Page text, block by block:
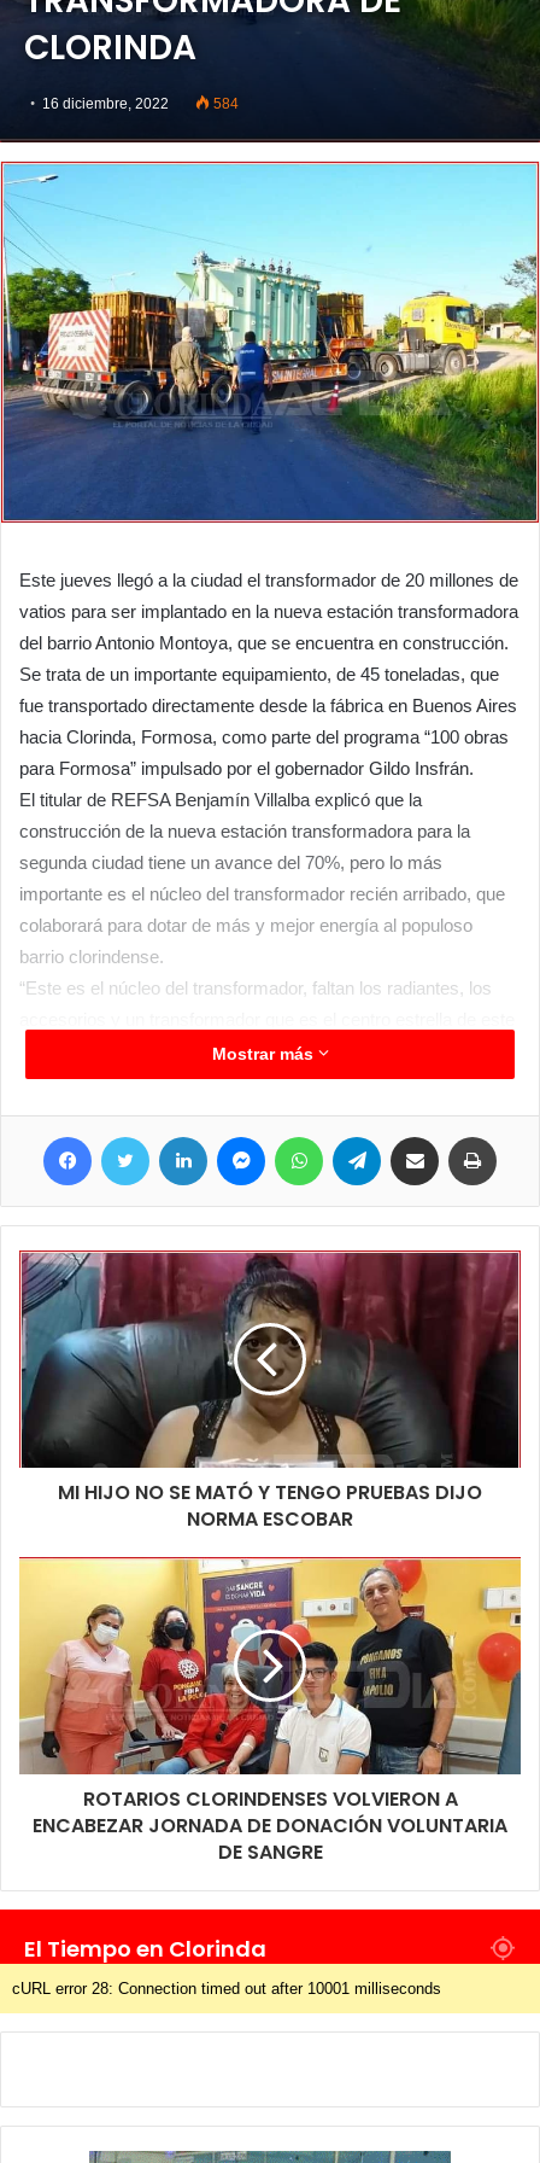
CLORINDA
16 diciembre, 2022 584
Este jueves llegó a la ciudad el transformador de 20 millones de
vatios para ser implantado en la nueva estación transformadora
del barrio Antonio Montoya, que se encuentra en construcción.
Se trata de un importante equipamiento, de 45 toneladas, que
fue transportado directamente desde la fábrica en Buenos Aires
hacia Clorinda, Formosa, como parte del programa “100 obras
para Formosa” impulsado por el gobernador Gildo Insfrán.
El titular de REFSA Benjamín Villalba explicó que la
construcción de la nueva estación transformadora para la
segunda ciudad tiene un avance del 70%, pero lo más
importante es el núcleo del transformador recién arribado, que
colaborará para dotar de más y mejor energía al populoso
barrio clorindense.
“Este es el núcleo del transformador, faltan los radiantes, los
tipo de transformadores” aclaró el funcionario. “El transformador
se implanta en una nueva estación transformadora, con cuatro
salidas, una línea de 33 mil voltios que sale desde la estación
transformadora de Clorinda, dará energía, mejorando la vieja
estación transformadora del 1° de mayo con capacidad de 10
megas, estamos duplicando con esto” enfatizó.
distribución de energía domiciliaria y dará solución a miles de
clorindenses de la zona oeste de la segunda ciudad de la
provincia y gran parte de los últimos complejos habitacionales
entregados.
Mostrar más
Facebook Twitter LinkedIn MessengerWhatsApp Telegram Compartir por correo electrónico
MI HIJO NO SE MATÓ Y TENGO PRUEBAS DIJO
NORMA ESCOBAR
ROTARIOS CLORINDENSES VOLVIERON A
ENCABEZAR JORNADA DE DONACIÓN VOLUNTARIA
DE SANGRE
El Tiempo en Clorinda
cURL error 28: Connection timed out after 10001 milliseconds